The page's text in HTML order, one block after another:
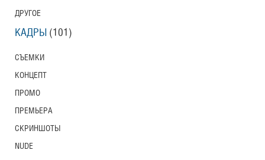
ДРУГОЕ
КАДРЫ (101)
СЪЕМКИ
КОНЦЕПТ
ПРОМО
ПРЕМЬЕРА
СКРИНШОТЫ
NUDE